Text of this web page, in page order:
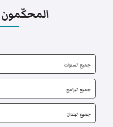
المحكّمون